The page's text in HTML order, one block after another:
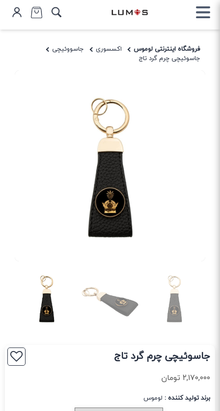
فروشگاه اینترنتی لوموس اکسسوری
جاسووئیچی
جاسوئیچی چرم گرد تاج
جاسوئیچی چرم گرد تاج
۲,۱۷۰,۰۰۰تومان
برند تولید کننده : لوموس